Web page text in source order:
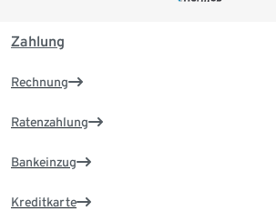
Zahlung
Rechnung
Ratenzahlung
Bankeinzug
Kreditkarte